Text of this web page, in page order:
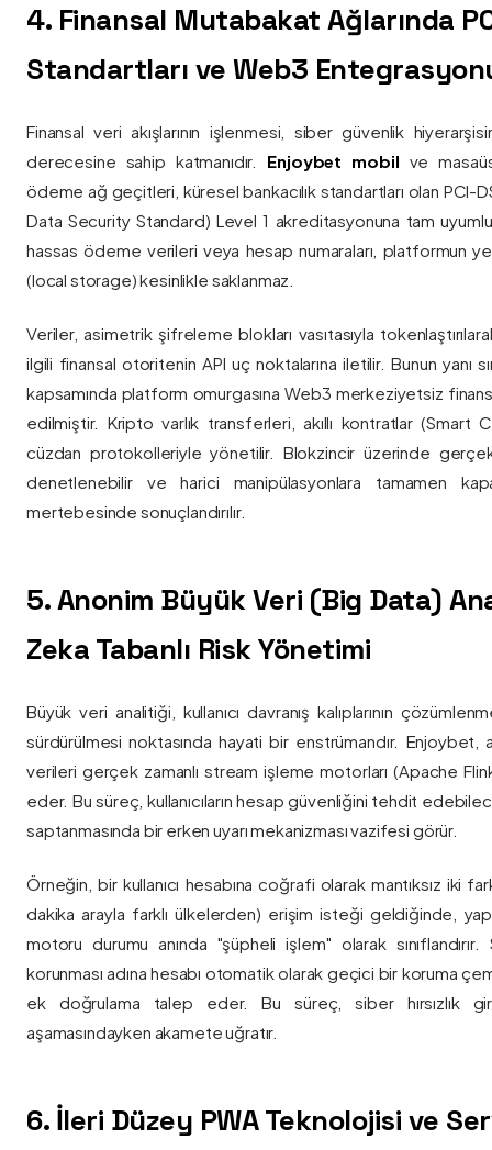
4. Finansal Mutabakat Ağlarında
Standartları ve Web3
Finansal veri akışlarının işlenmesi, siber güvenlik
derecesine sahip katmanıdır. Enjoybet mobil ve
ödeme ağ geçitleri, küresel bankacılık standartları olan PCI-
Data Security Standard) Level 1 akreditasyonuna tam
hassas ödeme verileri veya hesap numaraları, platformun
(local storage) kesinlikle saklanmaz.
Veriler, asimetrik şifreleme blokları vasıtasıyla
ilgili finansal otoritenin API uç noktalarına iletilir. Bunun yanı
kapsamında platform omurgasına Web3 merkeziyetsiz
edilmiştir. Kripto varlık transferleri, akıllı kontratlar (Smart
cüzdan protokolleriyle yönetilir. Blokzincir üzerinde
denetlenebilir ve harici manipülasyonlara tamamen
mertebesinde sonuçlandırılır.
5. Anonim Büyük Veri (Big Data)
Zeka Tabanlı Risk Yönetimi
Büyük veri analitiği, kullanıcı davranış kalıplarının
sürdürülmesi noktasında hayati bir enstrümandır. Enjoybet,
verileri gerçek zamanlı stream işleme motorları (Apache Flink
eder. Bu süreç, kullanıcıların hesap güvenliğini tehdit
saptanmasında bir erken uyarı mekanizması vazifesi görür.
Örneğin, bir kullanıcı hesabına coğrafi olarak mantıksız iki
dakika arayla farklı ülkelerden) erişim isteği geldiğinde,
motoru durumu anında "şüpheli işlem" olarak sınıflandırır.
korunması adına hesabı otomatik olarak geçici bir koruma
ek doğrulama talep eder. Bu süreç, siber hırsızlık
aşamasındayken akamete uğratır.
6. İleri Düzey PWA Teknolojisi ve